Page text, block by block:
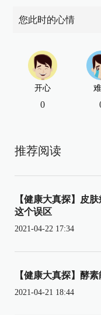
您此时的心情
开心
0
推荐阅读
【健康大真探】皮
这个误区
2021-04-22 17:34
【健康大真探】酵
2021-04-21 18:44